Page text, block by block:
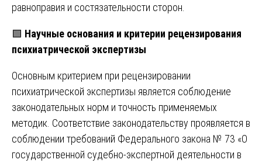
равноправия и состязательности сторон.
🟩 Научные основания и критерии рецензирования
психиатрической экспертизы
Основным критерием при рецензировании
психиатрической экспертизы является соблюдение
законодательных норм и точность применяемых
методик. Соответствие законодательству проявляется в
соблюдении требований Федерального закона № 73 «О
государственной судебно-экспертной деятельности в